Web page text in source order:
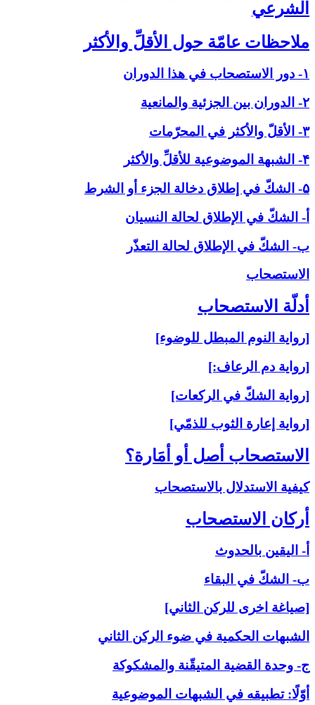
الشرعي‏
ملاحظات عامّة حول الأقلِّ والأكثر
۱- دور الاستصحاب في هذا الدوران
۲- الدوران بين الجزئية والمانعية
۳- الأقلّ والأكثر في المحرّمات
۴- الشبهة الموضوعية للأقلِّ والأكثر
۵- الشكّ في إطلاق دخالة الجزء أو الشرط
أ- الشكّ في الإطلاق لحالة النسيان
ب- الشكّ في الإطلاق لحالة التعذّر
الاستصحاب‏
أدلّة الاستصحاب‏
[رواية النوم المبطل للوضوء]
[رواية دم الرعاف:]
[رواية الشكّ في الركعات]
[رواية إعارة الثوب للذمّي]
الاستصحاب أصل أو أمَارة؟
كيفية الاستدلال بالاستصحاب
أركان الاستصحاب‏
أ- اليقين بالحدوث
ب- الشكّ في البقاء
[صياغة اخرى للركن الثاني]
الشبهات الحكمية في ضوء الركن الثاني
ج- وحدة القضية المتيقّنة والمشكوكة
أوّلًا: تطبيقه في الشبهات الموضوعية